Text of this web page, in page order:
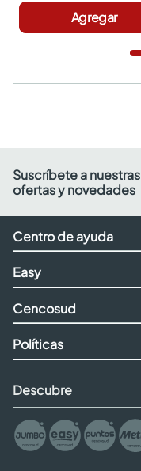
Agregar
Suscríbete a nuestras
ofertas y novedades
Centro de ayuda
Easy
Cencosud
Políticas
Descubre